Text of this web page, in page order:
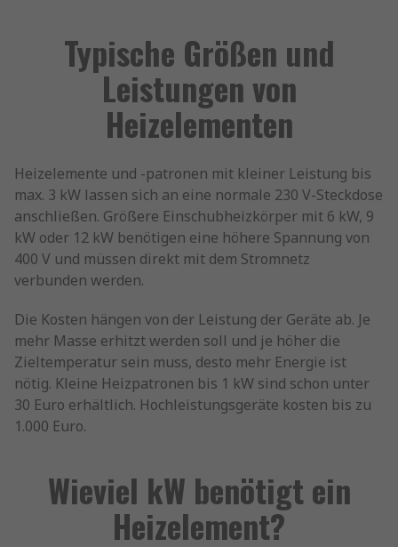
Typische Größen und
Leistungen von
Heizelementen
Heizelemente und -patronen mit kleiner Leistung bis
max. 3 kW lassen sich an eine normale 230 V-Steckdose
anschließen. Größere Einschubheizkörper mit 6 kW, 9
kW oder 12 kW benötigen eine höhere Spannung von
400 V und müssen direkt mit dem Stromnetz
verbunden werden.
Die Kosten hängen von der Leistung der Geräte ab. Je
mehr Masse erhitzt werden soll und je höher die
Zieltemperatur sein muss, desto mehr Energie ist
nötig. Kleine Heizpatronen bis 1 kW sind schon unter
30 Euro erhältlich. Hochleistungsgeräte kosten bis zu
1.000 Euro.
Wieviel kW benötigt ein
Heizelement?